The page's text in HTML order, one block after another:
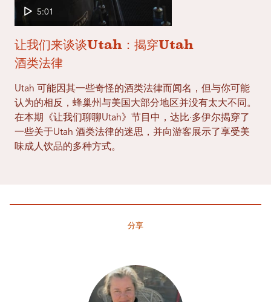
5:01
让我们来谈谈Utah：揭穿Utah
酒类法律
Utah 可能因其一些奇怪的酒类法律而闻名，但与你可能
认为的相反，蜂巢州与美国大部分地区并没有太大不同。
在本期《让我们聊聊Utah》节目中，达比·多伊尔揭穿了
一些关于Utah 酒类法律的迷思，并向游客展示了享受美
味成人饮品的多种方式。
分享